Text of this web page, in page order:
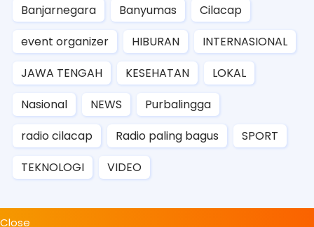
Banjarnegara Banyumas
Cilacap
event organizer
HIBURAN
INTERNASIONAL
JAWA TENGAH
KESEHATAN
LOKAL
Nasional
NEWS
Purbalingga
radio cilacap
Radio paling bagus
SPORT
TEKNOLOGI
VIDEO
Close